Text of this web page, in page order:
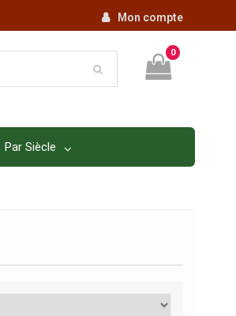
Mon compte
0
Par Siècle